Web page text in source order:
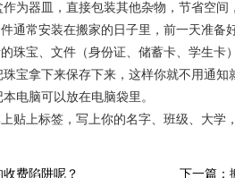
为器皿，直接包装其他杂物，节省空间
通常安装在搬家的日子里，前一天准备
珠宝、文件（身份证、储蓄卡、学生
宝拿下来保存下来，这样你就不用通
电脑可以放在电脑袋里。
贴上标签，写上你的名字、班级、大学
费陷阱呢？ 下一篇：